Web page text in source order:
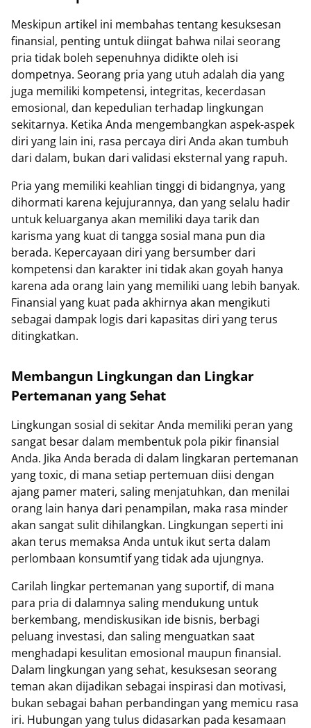
Meskipun artikel ini membahas tentang kesuksesan
finansial, penting untuk diingat bahwa nilai seorang
pria tidak boleh sepenuhnya didikte oleh isi
dompetnya. Seorang pria yang utuh adalah dia yang
juga memiliki kompetensi, integritas, kecerdasan
emosional, dan kepedulian terhadap lingkungan
sekitarnya. Ketika Anda mengembangkan aspek-aspek
diri yang lain ini, rasa percaya diri Anda akan tumbuh
dari dalam, bukan dari validasi eksternal yang rapuh.
Pria yang memiliki keahlian tinggi di bidangnya, yang
dihormati karena kejujurannya, dan yang selalu hadir
untuk keluarganya akan memiliki daya tarik dan
karisma yang kuat di tangga sosial mana pun dia
berada. Kepercayaan diri yang bersumber dari
kompetensi dan karakter ini tidak akan goyah hanya
karena ada orang lain yang memiliki uang lebih banyak.
Finansial yang kuat pada akhirnya akan mengikuti
sebagai dampak logis dari kapasitas diri yang terus
ditingkatkan.
Membangun Lingkungan dan Lingkar
Pertemanan yang Sehat
Lingkungan sosial di sekitar Anda memiliki peran yang
sangat besar dalam membentuk pola pikir finansial
Anda. Jika Anda berada di dalam lingkaran pertemanan
yang toxic, di mana setiap pertemuan diisi dengan
ajang pamer materi, saling menjatuhkan, dan menilai
orang lain hanya dari penampilan, maka rasa minder
akan sangat sulit dihilangkan. Lingkungan seperti ini
akan terus memaksa Anda untuk ikut serta dalam
perlombaan konsumtif yang tidak ada ujungnya.
Carilah lingkar pertemanan yang suportif, di mana
para pria di dalamnya saling mendukung untuk
berkembang, mendiskusikan ide bisnis, berbagi
peluang investasi, dan saling menguatkan saat
menghadapi kesulitan emosional maupun finansial.
Dalam lingkungan yang sehat, kesuksesan seorang
teman akan dijadikan sebagai inspirasi dan motivasi,
bukan sebagai bahan perbandingan yang memicu rasa
iri. Hubungan yang tulus didasarkan pada kesamaan